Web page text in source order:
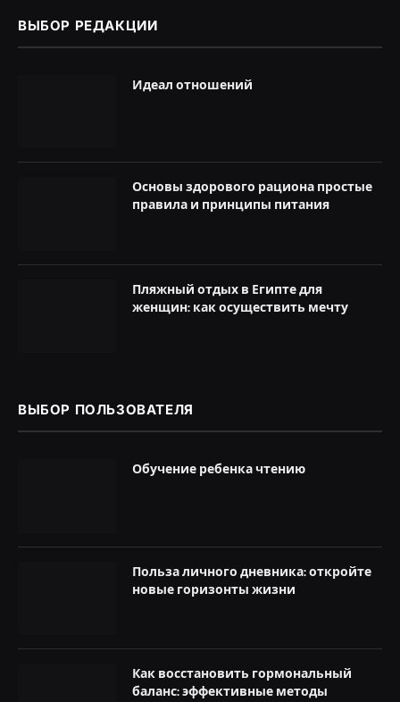
ВЫБОР РЕДАКЦИИ
Идеал отношений
Основы здорового рациона простые
правила и принципы питания
Пляжный отдых в Египте для
женщин: как осуществить мечту
ВЫБОР ПОЛЬЗОВАТЕЛЯ
Обучение ребенка чтению
Польза личного дневника: откройте
новые горизонты жизни
Как восстановить гормональный
баланс: эффективные методы